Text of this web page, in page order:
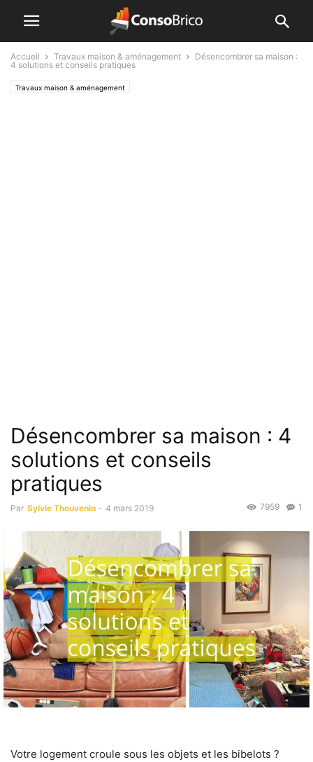
Accueil Travaux maison & aménagement
Désencombrer sa maison :
4 solutions et conseils pratiques
Travaux maison & aménagement
Désencombrer sa maison : 4
solutions et conseils
pratiques
Par Sylvie Thouvenin - 4 mars 2019 1
7959
Votre logement croule sous les objets et les bibelots ?